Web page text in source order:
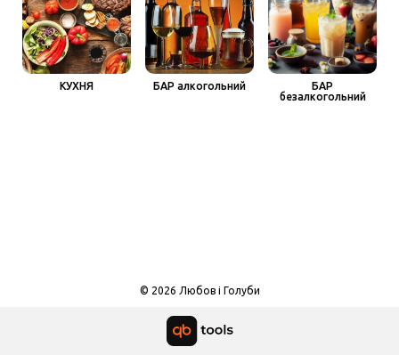
КУХНЯ БАР алкогольний
БАР
безалкогольний
© 2026 Любов і Голуби